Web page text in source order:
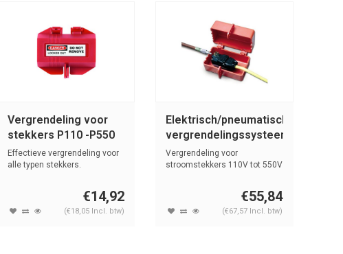
Vergrendeling voor
stekkers P110 -P550
Effectieve vergrendeling voor
alle typen stekkers.
€14,92
(€18,05 Incl. btw)
Elektrisch/pneumatisch
vergrendelingssysteem
800126
Vergrendeling voor
stroomstekkers 110V tot 550V
€55,84
(€67,57 Incl. btw)